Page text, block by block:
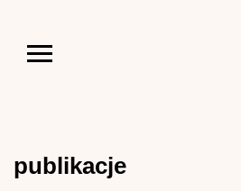
publikacje